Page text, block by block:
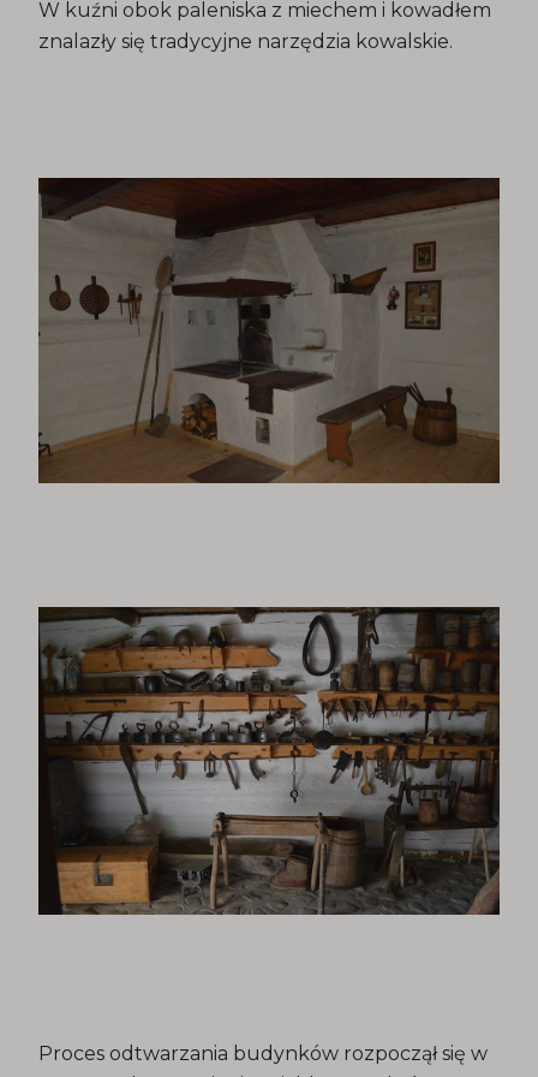
W kuźni obok paleniska z miechem i kowadłem
znalazły się tradycyjne narzędzia kowalskie.
Proces odtwarzania budynków rozpoczął się w